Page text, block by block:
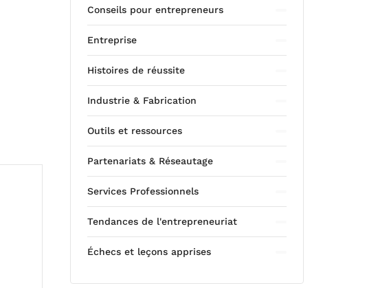
Conseils pour entrepreneurs
Entreprise
Histoires de réussite
Industrie & Fabrication
Outils et ressources
Partenariats & Réseautage
Services Professionnels
Tendances de l'entrepreneuriat
Échecs et leçons apprises